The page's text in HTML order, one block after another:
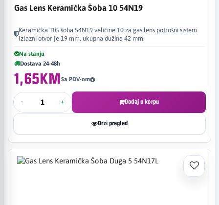
Gas Lens Keramička Šoba 10 54N19
Keramička TIG šoba 54N19 veličine 10 za gas lens potrošni sistem.
Izlazni otvor je 19 mm, ukupna dužina 42 mm.
Na stanju
Dostava 24-48h
1,65KMSa PDV-om
- + Dodaj u korpu
Brzi pregled